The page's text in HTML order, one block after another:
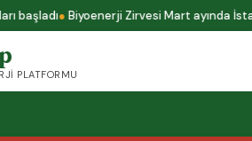
Biyoenerji Zirvesi Mart ayında
PLATFORMU